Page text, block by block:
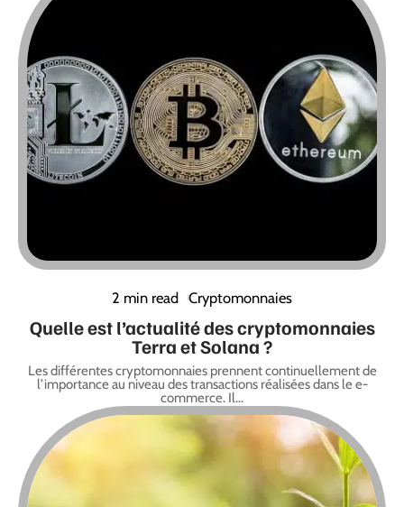
2 min read Cryptomonnaies
Quelle est l’actualité des cryptomonnaies
Terra et Solana ?
Les différentes cryptomonnaies prennent continuellement de
l’importance au niveau des transactions réalisées dans le e-
commerce. Il…